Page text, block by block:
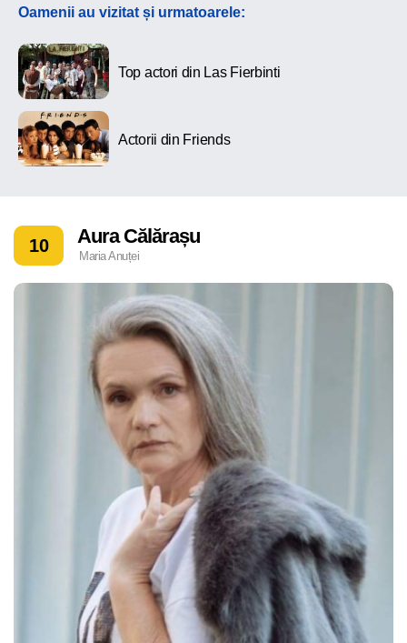
Oamenii au vizitat și urmatoarele:
Top actori din Las Fierbinti
Actorii din Friends
10 Aura Călărașu
Maria Anuței